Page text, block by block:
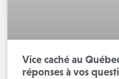
Vice caché au
réponses à vos